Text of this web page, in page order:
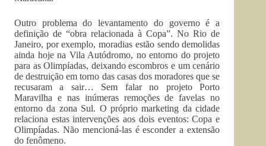
Outro problema do levantamento do governo é a
definição de “obra relacionada à Copa”. No Rio de
Janeiro, por exemplo, moradias estão sendo demolidas
ainda hoje na Vila Autódromo, no entorno do projeto
para as Olimpíadas, deixando escombros e um cenário
de destruição em torno das casas dos moradores que se
recusaram a sair… Sem falar no projeto Porto
Maravilha e nas inúmeras remoções de favelas no
entorno da zona Sul. O próprio marketing da cidade
relaciona estas intervenções aos dois eventos: Copa e
Olimpíadas. Não mencioná-las é esconder a extensão
do fenômeno.